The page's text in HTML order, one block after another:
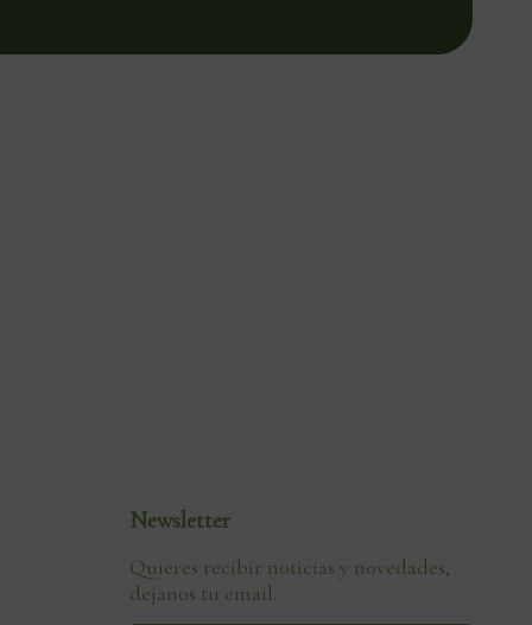
Newsletter
Quieres recibir noticias y novedades,
dejanos tu email.